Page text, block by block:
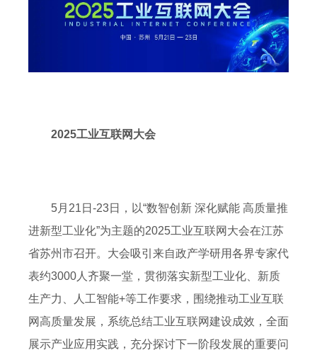
2025工业互联网大会
5月21日-23日，以“数智创新 深化赋能 高质量推
进新型工业化”为主题的2025工业互联网大会在江苏
省苏州市召开。大会吸引来自政产学研用各界专家代
表约3000人齐聚一堂，贯彻落实新型工业化、新质
生产力、人工智能+等工作要求，围绕推动工业互联
网高质量发展，系统总结工业互联网建设成效，全面
展示产业应用实践，充分探讨下一阶段发展的重要问